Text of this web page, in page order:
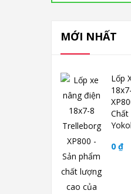
MỚI NHẤT
Lốp
0 ₫